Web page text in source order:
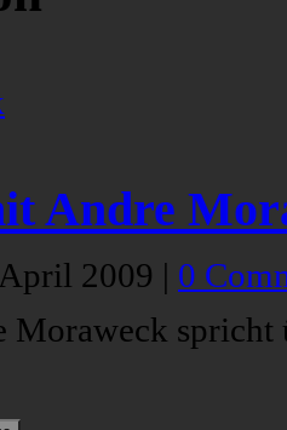
Andre
2009 | 0
Moraweck